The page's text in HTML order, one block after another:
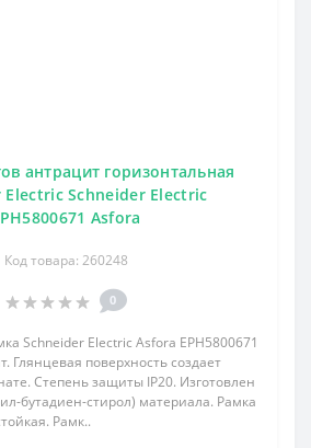
антрацит горизонтальная
Electric Schneider Electric
Asfora
Код товара: 260248
0
Schneider Electric Asfora EPH5800671
Глянцевая поверхность создает
Степень защиты IP20. Изготовлен
бутадиен-стирол) материала. Рамка
Рамк..